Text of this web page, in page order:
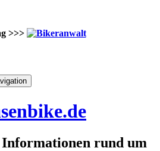
>>>
rund um